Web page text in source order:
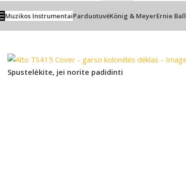
Muzikos InstrumentaiParduotuvėKönig & MeyerErnie Ball
Spustelėkite, jei norite padidinti